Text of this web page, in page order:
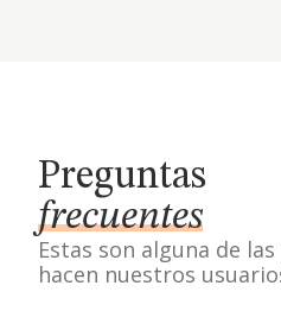
Preguntas
frecuentes
Estas son alguna de
hacen nuestros